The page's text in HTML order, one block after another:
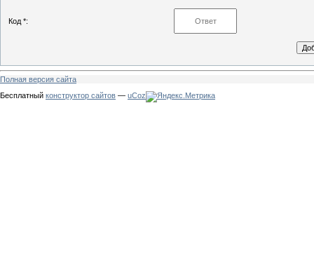
Код *:
Полная версия сайта
Бесплатный конструктор сайтов — uCoz